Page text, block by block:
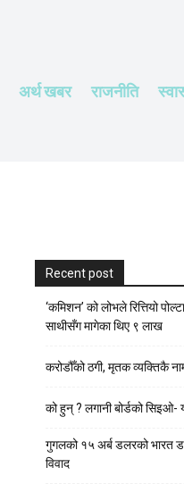
अर्थ खबर राजनीति
Recent post
‘कमिशन’ को लोभले रित्तियो
साथीसँग मागेका थिए ९ लाख
करोडौँको ठगी, मृतक व्यक्तिकै
को हुन् ? लगानी बोर्डको सिइओ-
गुगलको १५ अर्ब डलरको भारत
विवाद